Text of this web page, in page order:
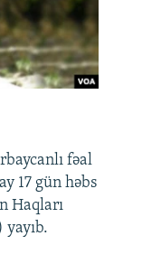
fəal
17 gün həbs
Haqları
) yayıb.